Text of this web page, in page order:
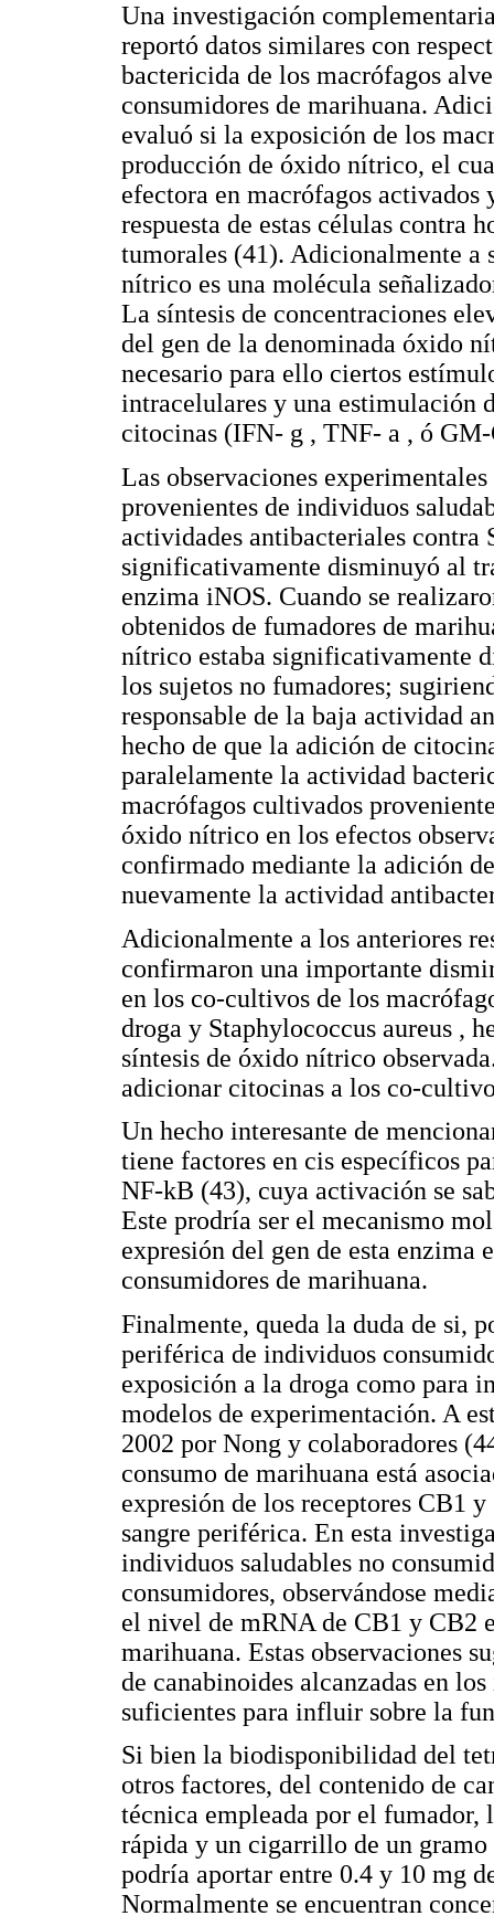
Una investigación
reportó datos similares con
bactericida de los macrófagos
consumidores de marihuana.
evaluó si la exposición de los
producción de óxido nítrico, el
efectora en macrófagos
respuesta de estas células contra
tumorales (41). Adicio­nal­mente a
nítrico es una molécula
La síntesis de concentraciones
del gen de la denominada óxido
necesario para ello ciertos
intracelulares y una estimulación
citocinas (IFN- g , TNF- a , ó
Las observaciones
provenientes de individuos
actividades antibacteriales contra
significativamente disminuyó al
enzima iNOS. Cuando se
obtenidos de fumadores de
nítrico estaba significativa­mente
los sujetos no fumadores;
responsable de la baja actividad
hecho de que la adición de
paralelamente la actividad
macrófagos cultivados
óxido nítrico en los efectos
confirmado mediante la adición
nuevamente la actividad
Adicionalmente a los anteriores
confirmaron una importante
en los co-cultivos de los
droga y Staphylococcus aureus ,
síntesis de óxido nítrico
adicionar citocinas a los co-
Un hecho interesante de
tiene factores en cis específicos
NF-kB (43), cuya activación se
Este prodría ser el mecanismo
expresión del gen de esta enzima
consumidores de marihuana.
Finalmente, queda la duda de si,
periférica de individuos
exposición a la droga como para
modelos de experimentación. A
2002 por Nong y colaboradores
consumo de marihuana está
expresión de los receptores CB1
sangre periférica. En esta
individuos saludables no
consumidores, observándose
el nivel de mRNA de CB1 y CB2
marihuana. Estas observaciones
de canabinoides alcanzadas en
suficientes para influir sobre la
Si bien la biodisponibilidad del
otros factores, del contenido de
técnica empleada por el
rápida y un cigarrillo de un
podría aportar entre 0.4 y 10 mg
Normalmente se encuentran